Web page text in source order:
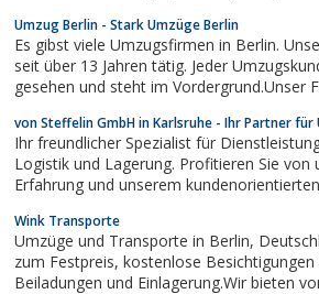
sich Ihren Stress! Schreiben oder rufen Sie
unverbindlich an.
Umzug Berlin - Stark Umzüge Berlin
Es gibst viele Umzugsfirmen in Berlin.
seit über 13 Jahren tätig. Jeder
gesehen und steht im Vordergrund.Unser
an.Das Umzugsunternehmen Stark
und freundliche...
von Steffelin GmbH in Karlsruhe - Ihr Partner für
Ihr freundlicher Spezialist für
Logistik und Lagerung. Profitieren Sie von
Erfahrung und unserem
Wink Transporte
Umzüge und Transporte in Berlin, Deutschland und International,
zum Festpreis, kostenlose Besichtigungen und Angebote.
Beiladungen und Einlagerung.Wir bieten